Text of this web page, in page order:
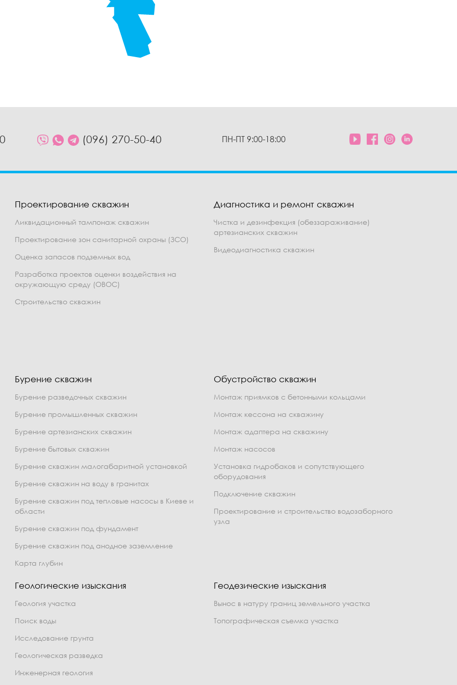
(096) 270-50-40 ПН-ПТ 9:00-18:00
Проектирование скважин
Ликвидационный тампонаж скважин
Проектирование зон санитарной охраны (ЗСО)
Оценка запасов подземных вод
Разработка проектов оценки воздействия на
окружающую среду (ОВОС)
Строительство скважин
Диагностика и ремонт скважин
Чистка и дезинфекция (обеззараживание)
артезианских скважин
Видеодиагностика скважин
Бурение скважин
Бурение разведочных скважин
Бурение промышленных скважин
Бурение артезианских скважин
Бурение бытовых скважин
Бурение скважин малогабаритной установкой
Бурение скважин на воду в гранитах
Бурение скважин под тепловые насосы в Киеве и
области
Бурение скважин под фундамент
Бурение скважин под анодное заземление
Карта глубин
Обустройство скважин
Монтаж приямков с бетонными кольцами
Монтаж кессона на скважину
Монтаж адаптера на скважину
Монтаж насосов
Установка гидробаков и сопутствующего
оборудования
Подключение скважин
Проектирование и строительство водозаборного
узла
Геологические изыскания
Геология участка
Поиск воды
Исследование грунта
Геологическая разведка
Инженерная геология
Геодезические изыскания
Вынос в натуру границ земельного участка
Топографическая съемка участка